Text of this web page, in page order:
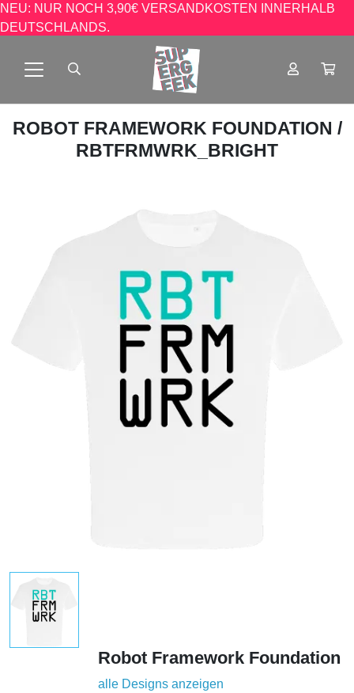
NEU: NUR NOCH 3,90€ VERSANDKOSTEN INNERHALB
DEUTSCHLANDS.
ROBOT FRAMEWORK FOUNDATION /
RBTFRMWRK_BRIGHT
Robot Framework Foundation
alle Designs anzeigen